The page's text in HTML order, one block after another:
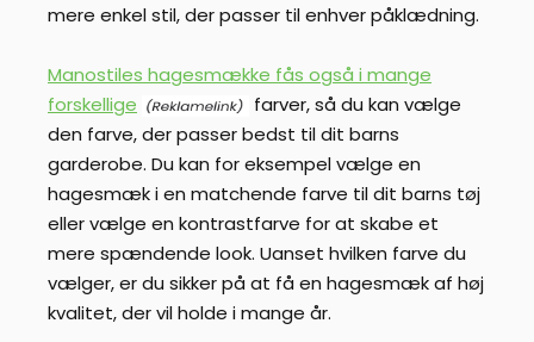
mere enkel stil, der passer til enhver påklædning.
Manostiles hagesmække fås også i mange
forskellige
farver, så du kan vælge
den farve, der passer bedst til dit barns
garderobe. Du kan for eksempel vælge en
hagesmæk i en matchende farve til dit barns tøj
eller vælge en kontrastfarve for at skabe et
mere spændende look. Uanset hvilken farve du
vælger, er du sikker på at få en hagesmæk af høj
kvalitet, der vil holde i mange år.